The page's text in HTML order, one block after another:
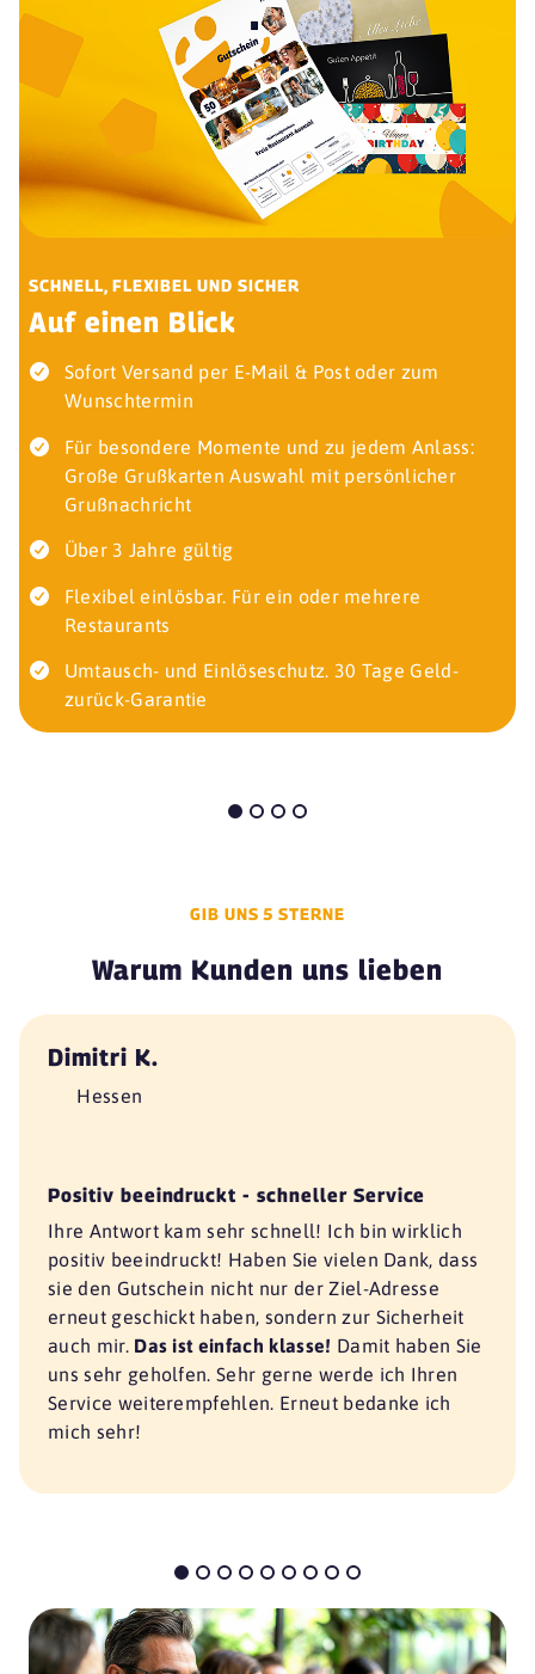
SCHNELL, FLEXIBEL UND SICHER
Auf einen Blick
Sofort Versand per E-Mail & Post oder zum
Wunschtermin
Für besondere Momente und zu jedem Anlass:
Große Grußkarten Auswahl mit persönlicher
Grußnachricht
Über 3 Jahre gültig
Flexibel einlösbar. Für ein oder mehrere
Restaurants
Umtausch- und Einlöseschutz. 30 Tage Geld-
zurück-Garantie
GIB UNS 5 STERNE
Warum Kunden uns lieben
Dimitri K.
Hessen
Positiv beeindruckt - schneller Service
Ihre Antwort kam sehr schnell! Ich bin wirklich
positiv beeindruckt! Haben Sie vielen Dank, dass
sie den Gutschein nicht nur der Ziel-Adresse
erneut geschickt haben, sondern zur Sicherheit
auch mir. Das ist einfach klasse! Damit haben Sie
uns sehr geholfen. Sehr gerne werde ich Ihren
Service weiterempfehlen. Erneut bedanke ich
mich sehr!